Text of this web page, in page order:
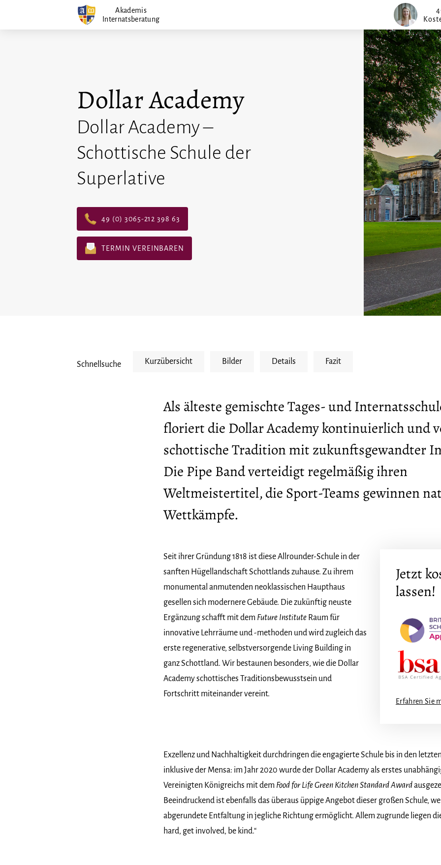
Akademis
Internatsberatung
Dollar Academy
Dollar Academy –
Schottische Schule der
Superlative
49 (0) 3065-212 398 63
TERMIN VEREINBAREN
Schnellsuche Kurzübersicht Bilder Details Fazit
Als älteste gemischte Tages- und
floriert die Dollar Academy kontinuierlich und
schottische Tradition mit zukunftsgewandter
Die Pipe Band verteidigt regelmäßig ihren
Weltmeistertitel, die Sport-Teams gewinnen
Wettkämpfe.
Seit ihrer Gründung 1818 ist diese Allrounder-Schule in der
sanften Hügellandschaft Schottlands zuhause. Zu ihrem
monumental anmutenden neoklassischen Haupthaus
gesellen sich modernere Gebäude. Die zukünftig neuste
Ergänzung schafft mit dem Future Institute Raum für
innovative Lehrräume und -methoden und wird zugleich das
erste regenerative, selbstversorgende Living Building in
ganz Schottland. Wir bestaunen besonders, wie die Dollar
Academy schottisches Traditionsbewusstsein und
Fortschritt miteinander vereint.
Jetzt
lassen!
Erfahren Sie
Exzellenz und Nachhaltigkeit durchdringen die engagierte Schule bis in den
inklusive der Mensa: im Jahr 2020 wurde der Dollar Academy als erstes
Vereinigten Königreichs mit dem Food for Life Green Kitchen Standard Award
Beeindruckend ist ebenfalls das überaus üppige Angebot dieser großen Schule,
abgerundete Entfaltung in jegliche Richtung ermöglicht. Allem zugrunde liegen
hard, get involved, be kind.“